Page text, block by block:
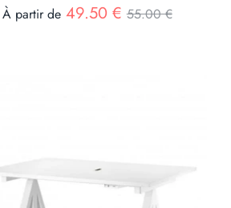
À partir de 49.50 €Prix
55.00 €